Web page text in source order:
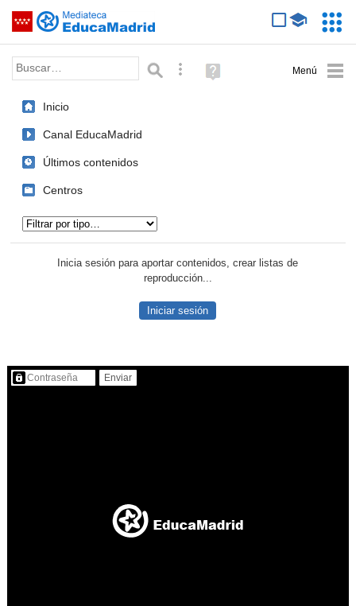
Saltar navegación
Palabra o frase: Búsqueda avanzada
Ayuda
(en
Inicio
Canal EducaMadrid
Últimos contenidos
Centros
Inicia sesión para aportar contenidos, crear listas de
reproducción...
Iniciar sesión
Contenido protegido…